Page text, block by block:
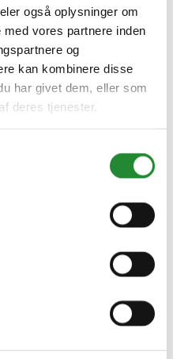
også oplysninger om
vores partnere inden
og
kan kombinere disse
har givet dem, eller som
deres tjenester.